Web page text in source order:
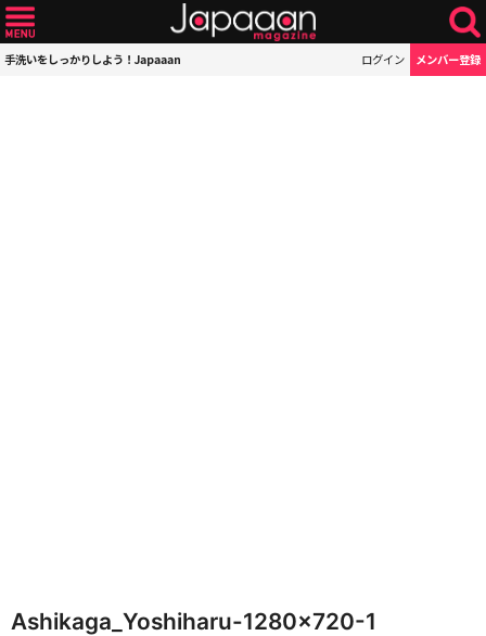
手洗いをしっかりしよう！Japaaan ログイン メンバー登録
Ashikaga_Yoshiharu-1280×720-1